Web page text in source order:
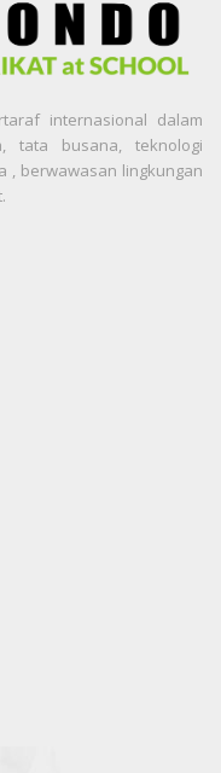
internasional dalam
tata busana, teknologi
, berwawasan lingkungan